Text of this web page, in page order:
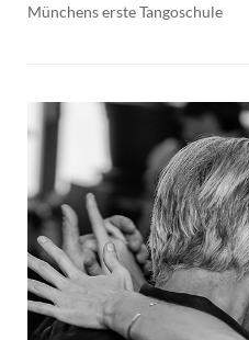
Münchens erste Tangoschule